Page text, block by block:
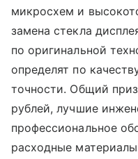
микросхем и
замена стекла
по оригинальной
определят по
точности. Общий
рублей, лучшие
профессиональное
расходные